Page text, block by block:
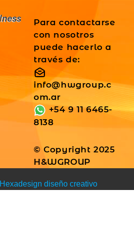
Para contactarse
con nosotros
puede hacerlo a
través de:
info@hwgroup.c
om.ar
+54 9 11 6465-
8138
© Copyright 2025
H&WGROUP
Hexadesign diseño creativo